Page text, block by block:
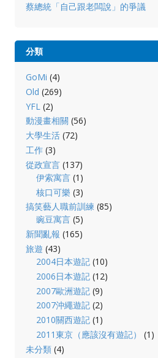
蔡總統「自己跟老闆說」的爭議
分類
GoMi (4)
Old (269)
YFL (2)
動漫畫相關 (56)
大學生活(72)
工作(3)
從政宣言(137)
伊索寓言 (1)
核口可樂 (3)
搞笑藝人職前訓練 (85)
豌豆寓言 (5)
新聞亂報 (165)
旅遊 (43)
2004日本遊記 (10)
2006日本遊記 (12)
2007歐洲遊記 (9)
2007沖繩遊記 (2)
2010關西遊記 (1)
2011東京（應該沒有遊記）
(1)
未分類(4)